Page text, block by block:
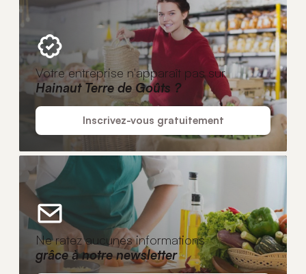
Votre entreprise n'apparaît pas sur
Hainaut Terre de Goûts ?
Inscrivez-vous gratuitement
Ne ratez aucunes informations
grâce à notre newsletter